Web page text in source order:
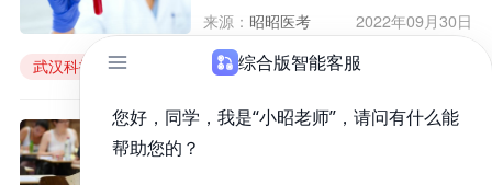
来源： 昭昭医考 2022年09月30日
武汉科技大学 武汉科技大学招生简章
武大招生
武汉科技大学召开2021级学生军